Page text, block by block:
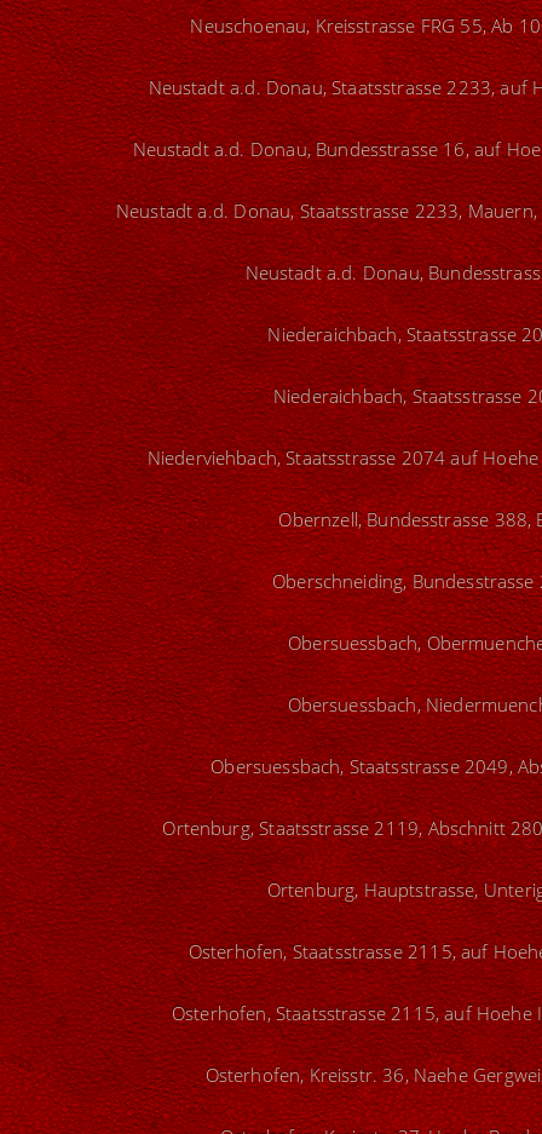
Neuschoenau, Kreisstrasse FRG 55, Ab
Neustadt a.d. Donau, Staatsstrasse 2233, auf
Neustadt a.d. Donau, Bundesstrasse 16, auf
Neustadt a.d. Donau, Staatsstrasse 2233,
Neustadt a.d. Donau,
Niederaichbach, Staatsstrasse
Niederaichbach, Staatsstrasse
Niederviehbach, Staatsstrasse 2074 auf
Obernzell, Bundesstrasse
Oberschneiding,
Obersuessbach,
Obersuessbach,
Obersuessbach, Staatsstrasse 2049,
Ortenburg, Staatsstrasse 2119, Abschnitt
Ortenburg, Hauptstrasse,
Osterhofen, Staatsstrasse 2115, auf
Osterhofen, Staatsstrasse 2115, auf
Osterhofen, Kreisstr. 36, Naehe